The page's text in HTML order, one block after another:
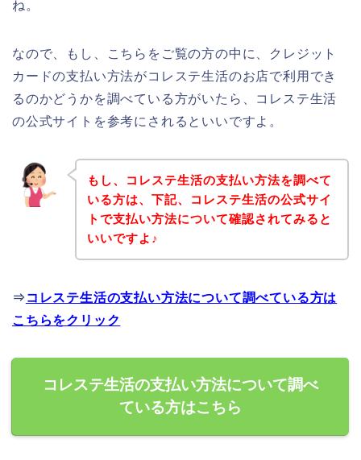
ね。
なので、もし、こちらをご覧の方の中に、クレジット
カードの支払い方法がコレステ生活のお店で利用でき
るのかどうかを調べている方がいたら、コレステ生活
の公式サイトを参考にされるといいですよ。
もし、コレステ生活の支払い方法を調べて
いる方は、下記、コレステ生活の公式サイ
トで支払い方法について確認されてみると
いいですよ♪
⇒ コレステ生活の支払い方法について調べている方は
こちらをクリック
コレステ生活の支払い方法について調べ
ている方はこちら